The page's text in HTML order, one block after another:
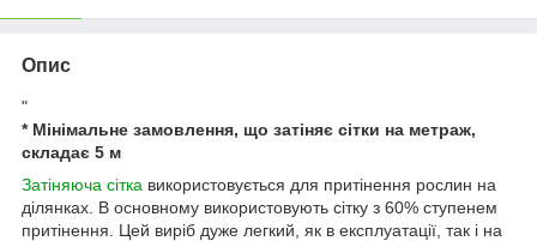
Опис
"
* Мінімальне замовлення, що затіняє сітки на метраж,
складає 5 м
Затіняюча сітка використовується для притінення рослин на
ділянках. В основному використовують сітку з 60% ступенем
притінення. Цей виріб дуже легкий, як в експлуатації, так і на